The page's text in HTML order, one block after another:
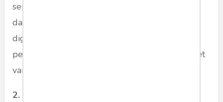
seperti cotton fleece, CVC fleece, polar fleece,
dan polyester fleece. Jenis kain ini banyak
digunakan oleh
pembuatan jaket sweater, jaket anak-anak, jaket
varsity.
2. Parasut